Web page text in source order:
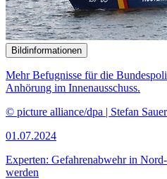
Bildinformationen
Mehr Befugnisse für die
Anhörung im Innenausschuss.
© picture alliance/dpa | Stefan Sauer
01.07.2024
Experten: Gefahrenabwehr in
werden